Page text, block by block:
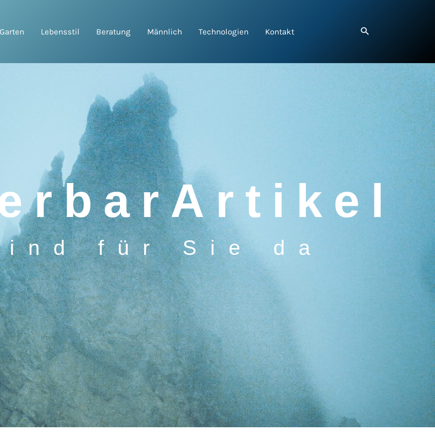
Lebensstil Beratung Männlich Technologien Kontakt
für Sie da